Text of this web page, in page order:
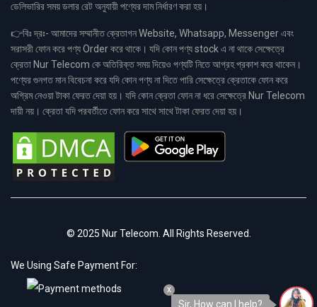
ডেলিভারির সময় ডলার রেট অনুযায়ী পণ্যের দাম নির্ধারণ করা হয়।
👉বিঃ দ্রঃ- আমাদের সম্মানীত ক্রেতাগন Website, Whatsapp, Messenger এবং
সরাসরী ফোন করে পণ্য Order করে থাকে। যদি কোন পণ্য stock এ না থাকে সেক্ষেত্রে
ক্রেতা Nur Telecom কে অতিরিক্ত সময় দিয়েও পণ্যটি নিতে আগ্রহ প্রকাশ করে থাকেন।
পণ্যের গুনগত মান বিবেচনা করে যদি কোন পণ্য না দিতে পারি সেক্ষেত্রে ক্রেতাকে ফোন করে
অগ্রিম নেওয়া টাকা ফেরত দেয়া হয়। যদি কোন ক্রেতা ফোন না ধরে সেক্ষেত্রে Nur Telecom
দায়ী নয়। ক্রেতা যদি পরবর্তীতে ফোন করে সাথে সাথে টাকা ফেরত দেয়া হয়।
© 2025 Nur Telecom. All Rights Reserved.
We Using Safe Payment For:
Sir, How can I help?
x